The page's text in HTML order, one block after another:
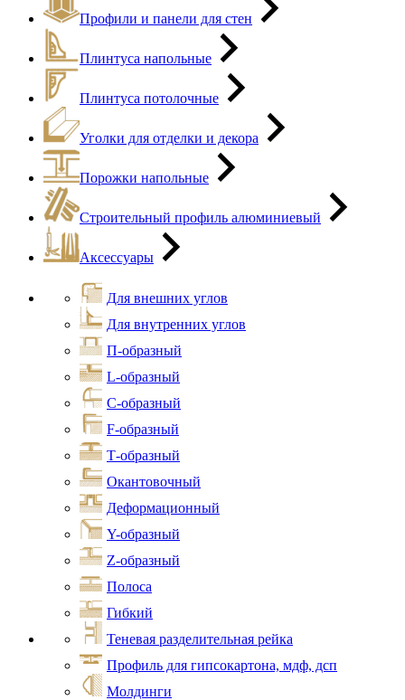
Профили и панели для стен
Плинтуса напольные
Плинтуса потолочные
Уголки для отделки и декора
Порожки напольные
Строительный профиль алюминиевый
Аксессуары
Для внешних углов
Для внутренних углов
П-образный
L-образный
С-образный
F-образный
Т-образный
Окантовочный
Деформационный
Y-образный
Z-образный
Полоса
Гибкий
Теневая разделительная рейка
Профиль для гипсокартона, мдф, дсп
Молдинги